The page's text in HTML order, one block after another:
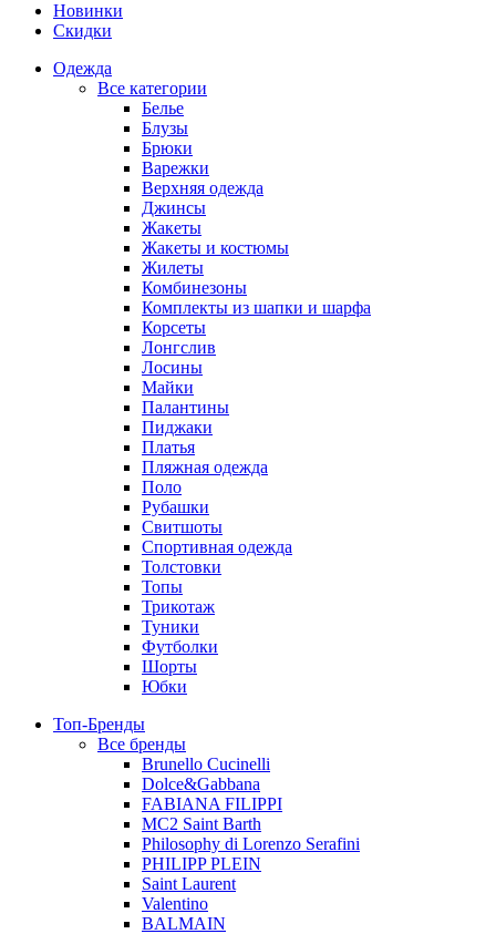
Новинки
Скидки
Одежда
Все категории
Белье
Блузы
Брюки
Варежки
Верхняя одежда
Джинсы
Жакеты
Жакеты и костюмы
Жилеты
Комбинезоны
Комплекты из шапки и шарфа
Корсеты
Лонгслив
Лосины
Майки
Палантины
Пиджаки
Платья
Пляжная одежда
Поло
Рубашки
Свитшоты
Спортивная одежда
Толстовки
Топы
Трикотаж
Туники
Футболки
Шорты
Юбки
Топ-Бренды
Все бренды
Brunello Cucinelli
Dolce&Gabbana
FABIANA FILIPPI
MC2 Saint Barth
Philosophy di Lorenzo Serafini
PHILIPP PLEIN
Saint Laurent
Valentino
BALMAIN